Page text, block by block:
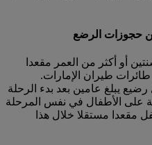
حجوزات الرضع
أو أكثر من العمر مقعدا
طيران الإمارات.
يبلغ عامين بعد بدء الرحلة
على الأطفال في نفس المرحلة
مقعدا مستقلا خلال هذا